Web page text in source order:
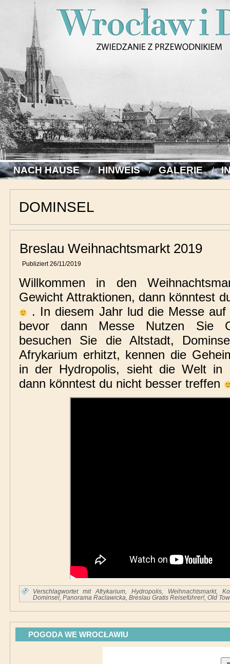
NACH HAUSE HINWEIS GALERIE
DOMINSEL
Breslau Weihnachtsmarkt 2019
Publiziert 26/11/2019
Willkommen in den
Gewicht Attraktionen, dann könntest
. In diesem Jahr lud die Messe auf
bevor dann Messe Nutzen Sie
besuchen Sie die Altstadt,
Afrykarium erhitzt, kennen die
in der Hydropolis, sieht die Welt in
dann könntest du nicht besser treffen
Verschlagwortet mit Afrykarium, Hydropolis, Weihnachtsmarkt,
Dominsel, Panorama Raclawicka, Breslau Gratis Reiseführer!, Old
POGODA WE WROCŁAWIU